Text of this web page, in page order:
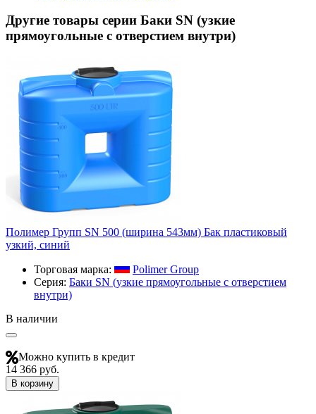
Другие товары серии Баки SN (узкие
прямоугольные с отверстием внутри)
Полимер Групп SN 500 (ширина 543мм) Бак пластиковый
узкий, синий
Торговая марка:
Polimer Group
Серия: Баки SN (узкие прямоугольные с отверстием
внутри)
В наличии
Можно купить в кредит
14 366 руб.
В корзину